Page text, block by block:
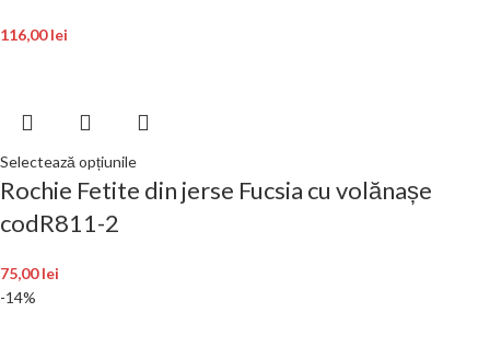
116,00lei
Selectează opțiunile
Rochie Fetite din jerse Fucsia cu volănașe
codR811-2
75,00lei
-14%